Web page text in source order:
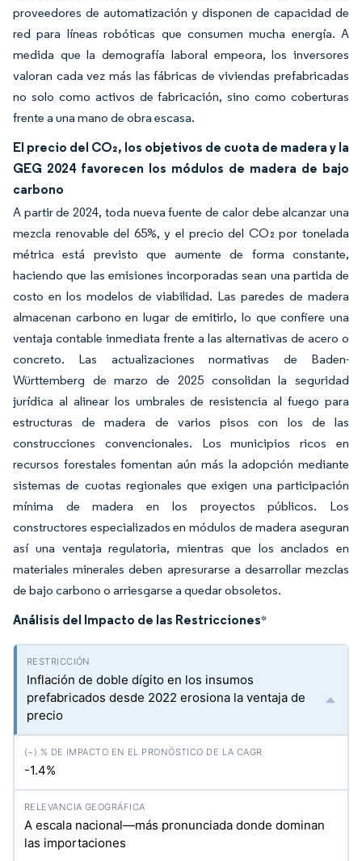
proveedores de automatización y disponen de capacidad de
red para líneas robóticas que consumen mucha energía. A
medida que la demografía laboral empeora, los inversores
valoran cada vez más las fábricas de viviendas prefabricadas
no solo como activos de fabricación, sino como coberturas
frente a una mano de obra escasa.
El precio del CO₂, los objetivos de cuota de madera y la
GEG 2024 favorecen los módulos de madera de bajo
carbono
A partir de 2024, toda nueva fuente de calor debe alcanzar una
mezcla renovable del 65%, y el precio del CO₂ por tonelada
métrica está previsto que aumente de forma constante,
haciendo que las emisiones incorporadas sean una partida de
costo en los modelos de viabilidad. Las paredes de madera
almacenan carbono en lugar de emitirlo, lo que confiere una
ventaja contable inmediata frente a las alternativas de acero o
concreto. Las actualizaciones normativas de Baden-
Württemberg de marzo de 2025 consolidan la seguridad
jurídica al alinear los umbrales de resistencia al fuego para
estructuras de madera de varios pisos con los de las
construcciones convencionales. Los municipios ricos en
recursos forestales fomentan aún más la adopción mediante
sistemas de cuotas regionales que exigen una participación
mínima de madera en los proyectos públicos. Los
constructores especializados en módulos de madera aseguran
así una ventaja regulatoria, mientras que los anclados en
materiales minerales deben apresurarse a desarrollar mezclas
de bajo carbono o arriesgarse a quedar obsoletos.
Análisis del Impacto de las Restricciones*
Inflación de doble dígito en los insumos
prefabricados desde 2022 erosiona la ventaja de
precio
-1.4%
A escala nacional—más pronunciada donde dominan
las importaciones